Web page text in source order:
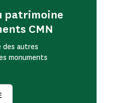
patrimoine
CMN
des autres
monuments